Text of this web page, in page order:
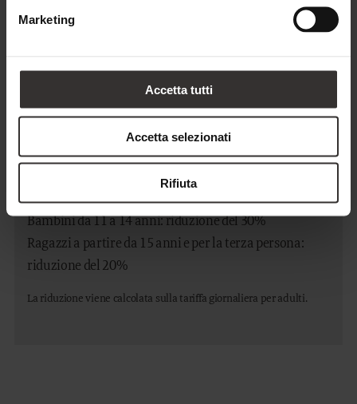
Marketing
Accetta tutti
Accetta selezionati
Rifiuta
Riduzioni per bambini
Bambini da 0 a 2 anni: riduzione dell’80%
Bambini da 3 a 6 anni: riduzione del 70%
Bambini da 7 a 10 anni: riduzione del 50%
Bambini da 11 a 14 anni: riduzione del 30%
Ragazzi a partire da 15 anni e per la terza persona:
riduzione del 20%
La riduzione viene calcolata sulla tariffa giornaliera per adulti.